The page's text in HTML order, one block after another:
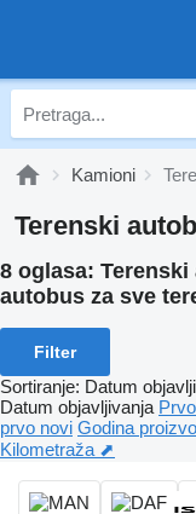
Kamioni
Terenski
8 oglasa:
autobus za sve
Filter
Sortiranje: Datum
Datum objavljivanja
prvo novi Godina
Kilometraža ⬈